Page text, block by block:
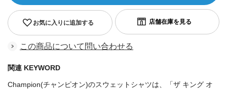
お気に入りに追加する
この商品について問い合わせる
関連 KEYWORD
Champion(チャンピオン)のスウェットシャツは、「ザ キング オ